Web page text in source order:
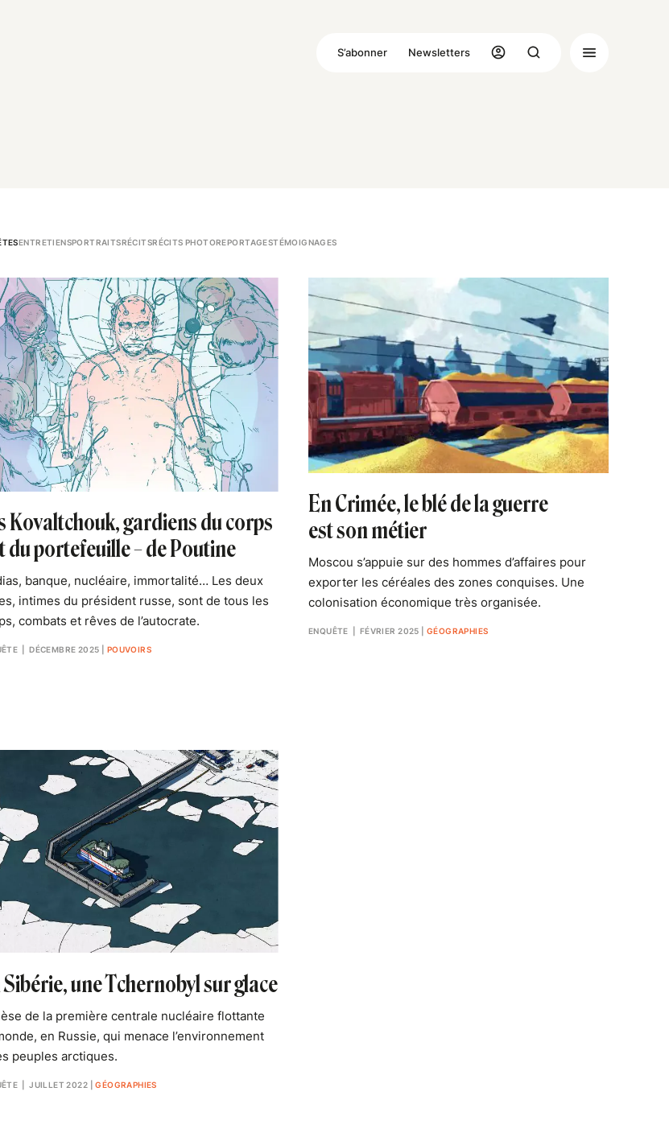
S’abonner Newsletters
ENTRETIENSPORTRAITSRÉCITSRÉCITS PHOTOREPORTAGESTÉMOIGNAGES
Kovaltchouk, gardiens du corps
du portefeuille – de Poutine
banque, nucléaire, immortalité… Les deux
intimes du président russe, sont de tous les
combats et rêves de l’autocrate.
| DÉCEMBRE 2025 POUVOIRS
En Crimée, le blé de la guerre
est son métier
Moscou s’appuie sur des hommes d’affaires pour
exporter les céréales des zones conquises. Une
colonisation économique très organisée.
ENQUÊTE | FÉVRIER 2025 GÉOGRAPHIES
une Tchernobyl sur glace
de la première centrale nucléaire flottante
en Russie, qui menace l’environnement
peuples arctiques.
| JUILLET 2022 |GÉOGRAPHIES